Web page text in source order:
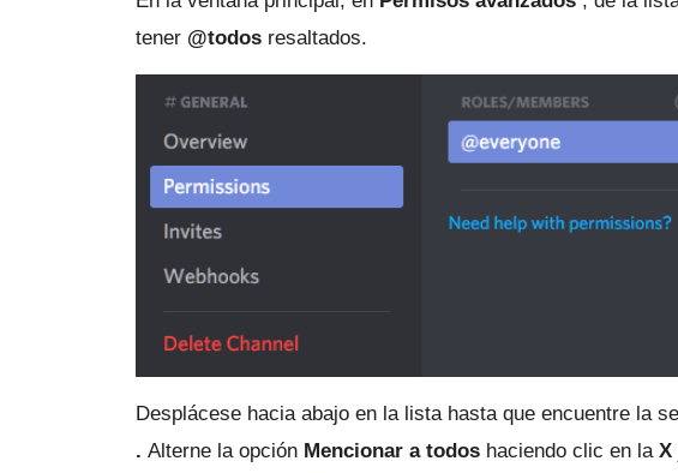
tener @todos resaltados.
Desplácese hacia abajo en la lista hasta que encuentre la
. Alterne la opción Mencionar a todos haciendo clic en la X